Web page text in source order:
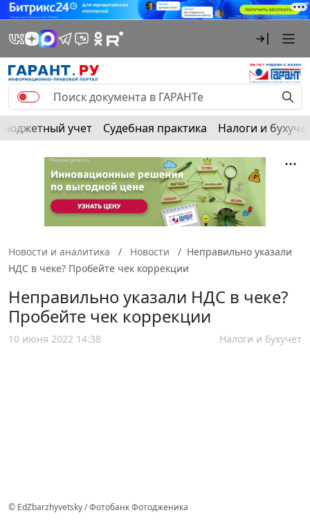
Бюджетный учет Судебная практика Налоги и
Новости и аналитика Новости
Неправильно указали
НДС в чеке? Пробейте чек коррекции
Неправильно указали НДС в чеке?
Пробейте чек коррекции
10 июня 2022 14:38 Налоги и бухучет
© EdZbarzhyvetsky / Фотобанк Фотодженика